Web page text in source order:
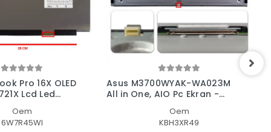
Pro 16X OLED
Lcd Led
Oem
6W7R45WI
Asus M3700WYAK-WA023M
All in One, AIO Pc Ekran -
Oem
KBH3XR49